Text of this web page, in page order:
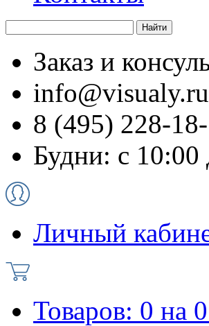
Заказ и
info@visualy.ru
8 (495) 228-
Будни: с 10:00
Личный
Товаров: 0 на